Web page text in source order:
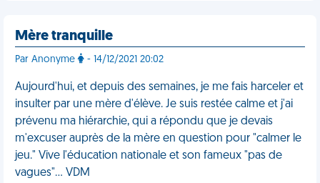
Mère tranquille
Par Anonyme - 14/12/2021 20:02
Aujourd'hui, et depuis des semaines, je me fais harceler et
insulter par une mère d'élève. Je suis restée calme et j'ai
prévenu ma hiérarchie, qui a répondu que je devais
m'excuser auprès de la mère en question pour "calmer le
jeu." Vive l'éducation nationale et son fameux "pas de
vagues"… VDM